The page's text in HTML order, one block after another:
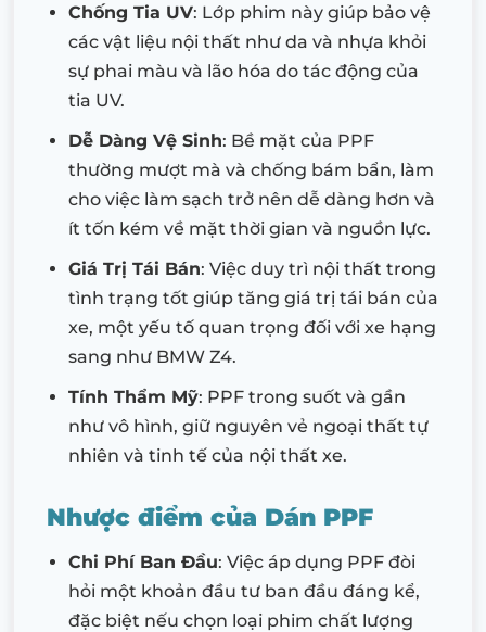
Chống Tia UV: Lớp phim này giúp bảo vệ
các vật liệu nội thất như da và nhựa khỏi
sự phai màu và lão hóa do tác động của
tia UV.
Dễ Dàng Vệ Sinh: Bề mặt của PPF
thường mượt mà và chống bám bẩn, làm
cho việc làm sạch trở nên dễ dàng hơn và
ít tốn kém về mặt thời gian và nguồn lực.
Giá Trị Tái Bán: Việc duy trì nội thất trong
tình trạng tốt giúp tăng giá trị tái bán của
xe, một yếu tố quan trọng đối với xe hạng
sang như BMW Z4.
Tính Thẩm Mỹ: PPF trong suốt và gần
như vô hình, giữ nguyên vẻ ngoại thất tự
nhiên và tinh tế của nội thất xe.
Nhược điểm của Dán PPF
Chi Phí Ban Đầu: Việc áp dụng PPF đòi
hỏi một khoản đầu tư ban đầu đáng kể,
đặc biệt nếu chọn loại phim chất lượng